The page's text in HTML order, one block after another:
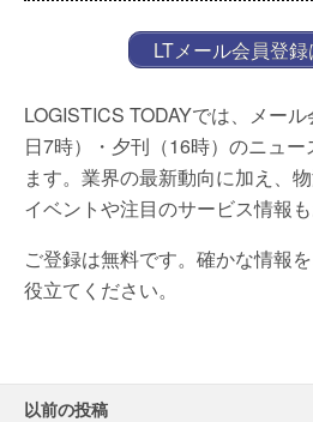
LTメール会員登
LOGISTICS TODAYでは、メー
日7時）・夕刊（16時）のニュ
ます。業界の最新動向に加え、
イベントや注目のサービス情報も
ご登録は無料です。確かな情報
役立てください。
以前の投稿